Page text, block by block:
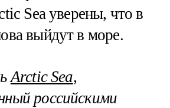
Sea уверены, что в
выйдут в море.
Arctic Sea,
российскими